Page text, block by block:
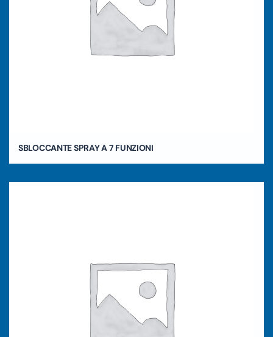
SBLOCCANTE SPRAY A 7 FUNZIONI